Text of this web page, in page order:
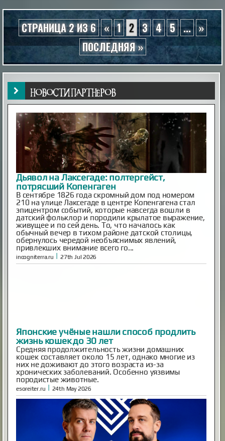
СТРАНИЦА 2 ИЗ 6 « 1 2 3 4 5 ... »
ПОСЛЕДНЯЯ »
НОВОСТИ ПАРТНЁРОВ
Японские учёные нашли способ продлить
жизнь кошек до 30 лет
Средняя продолжительность жизни домашних
кошек составляет около 15 лет, однако многие из
них не доживают до этого возраста из-за
хронических заболеваний. Особенно уязвимы
породистые животные.
esoreiter.ru | 24th May 2026
Already an MU Plus+ subscriber? Your membership now
includes full access to Inescapable and exclusive Plus+
content at no extra cost. New to Plus+? Subscribe
before April 14th to unlock permanent dual access to
both Mysterious Univers...
mysteriousuniverse.org | 14th Feb 2026